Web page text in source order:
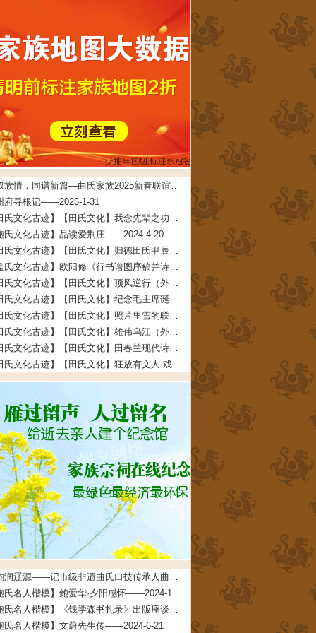
共叙族情，同谱新篇—曲氏家族2025新春联谊会在牟平圆满举办——2025-5-7
府寻根记——2025-1-31
【田氏文化古迹】【田氏文化】我念先辈之功德 文/田启礼——2024-4-22
氏文化古迹】品读爱荆庄——2024-4-20
【田氏文化古迹】【田氏文化】归德田氏甲辰年清明团圆拜祖大典拜祖文——2024-4-11
【盖氏文化古迹】欧阳修《行书谱图序稿并诗》——2024-2-7
【田氏文化古迹】【田氏文化】顶风逆行（外五首） 文/田春兰——2024-2-3
【田氏文化古迹】【田氏文化】纪念毛主席诞辰一百三十周年 文/田仁刚——2023-12-27
【田氏文化古迹】【田氏文化】照片里雪的联想（附：田承堂读后感）文/田先奇——2023-12-23
【田氏文化古迹】【田氏文化】雄伟乌江（外五首） 文/田福宏——2023-12-5
【田氏文化古迹】【田氏文化】田春兰现代诗四首 文/田春兰——2023-11-30
【田氏文化古迹】【田氏文化】狂放有文人 戏说多潦倒 文/田先奇——2023-11-24
曲韵润辽源——记市级非遗曲氏口技传承人曲道德——2026-4-24
【鲍氏名人楷模】鲍爱华·夕阳感怀——2024-10-24
【鲍氏名人楷模】《钱学森书扎录》出版座谈会上 鲍世行教授的发言摘要——2024-6-21
氏名人楷模】文蔚先生传——2024-6-21